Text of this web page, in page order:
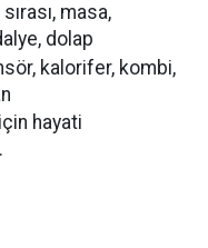
masa,
dolap
kalorifer, kombi,
hayati